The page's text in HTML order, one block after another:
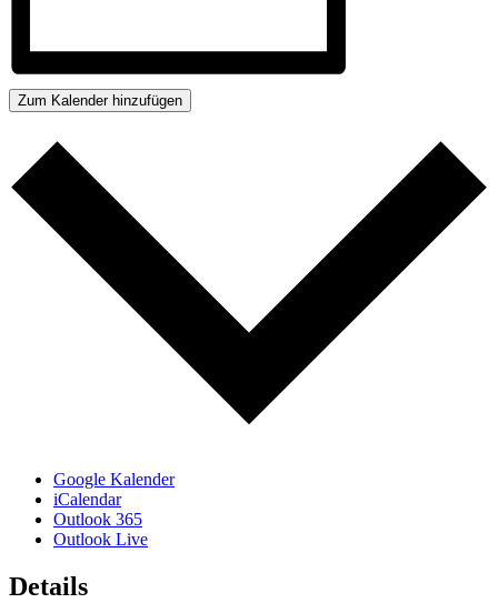
Zum Kalender hinzufügen
Google Kalender
iCalendar
Outlook 365
Outlook Live
Details